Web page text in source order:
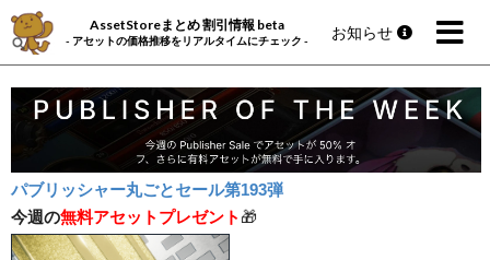
AssetStoreまとめ 割引情報 beta
- アセットの価格推移をリアルタイムにチェック - お知らせ
パブリッシャー丸ごとセール第193弾
今週の無料アセットプレゼント 🎁